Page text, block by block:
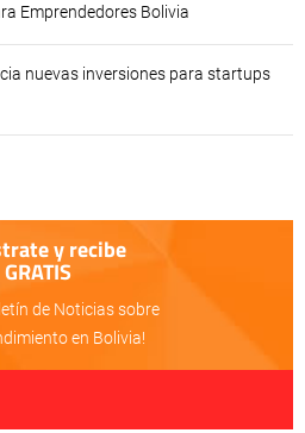
Emprendedores Bolivia
nuevas inversiones para startups
y recibe
GRATIS
de Noticias sobre
en Bolivia!